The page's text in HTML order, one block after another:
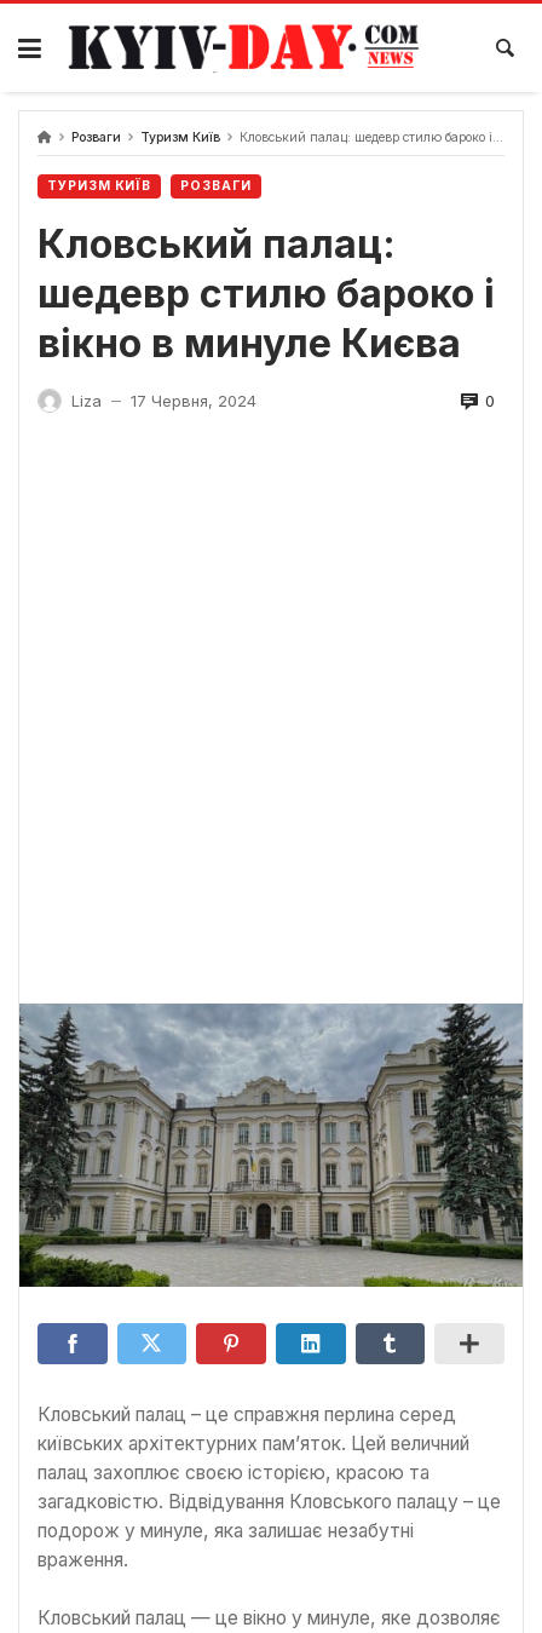
Перейти
вмісту
Розваги Туризм Київ Кловський палац: шедевр стилю бароко і вікно в минуле Києва
ТУРИЗМ КИЇВ РОЗВАГИ
Кловський палац:
шедевр стилю бароко і
вікно в минуле Києва
Liza — 17 Червня, 2024 0
Кловський палац – це справжня перлина серед
київських архітектурних пам’яток. Цей величний
палац захоплює своєю історією, красою та
загадковістю. Відвідування Кловського палацу – це
подорож у минуле, яка залишає незабутні
враження.
Кловський палац — це вікно у минуле, яке дозволяє